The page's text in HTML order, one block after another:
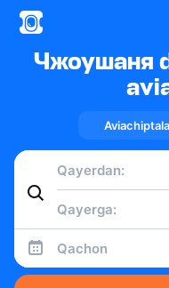
Чжоушаня
Qachon